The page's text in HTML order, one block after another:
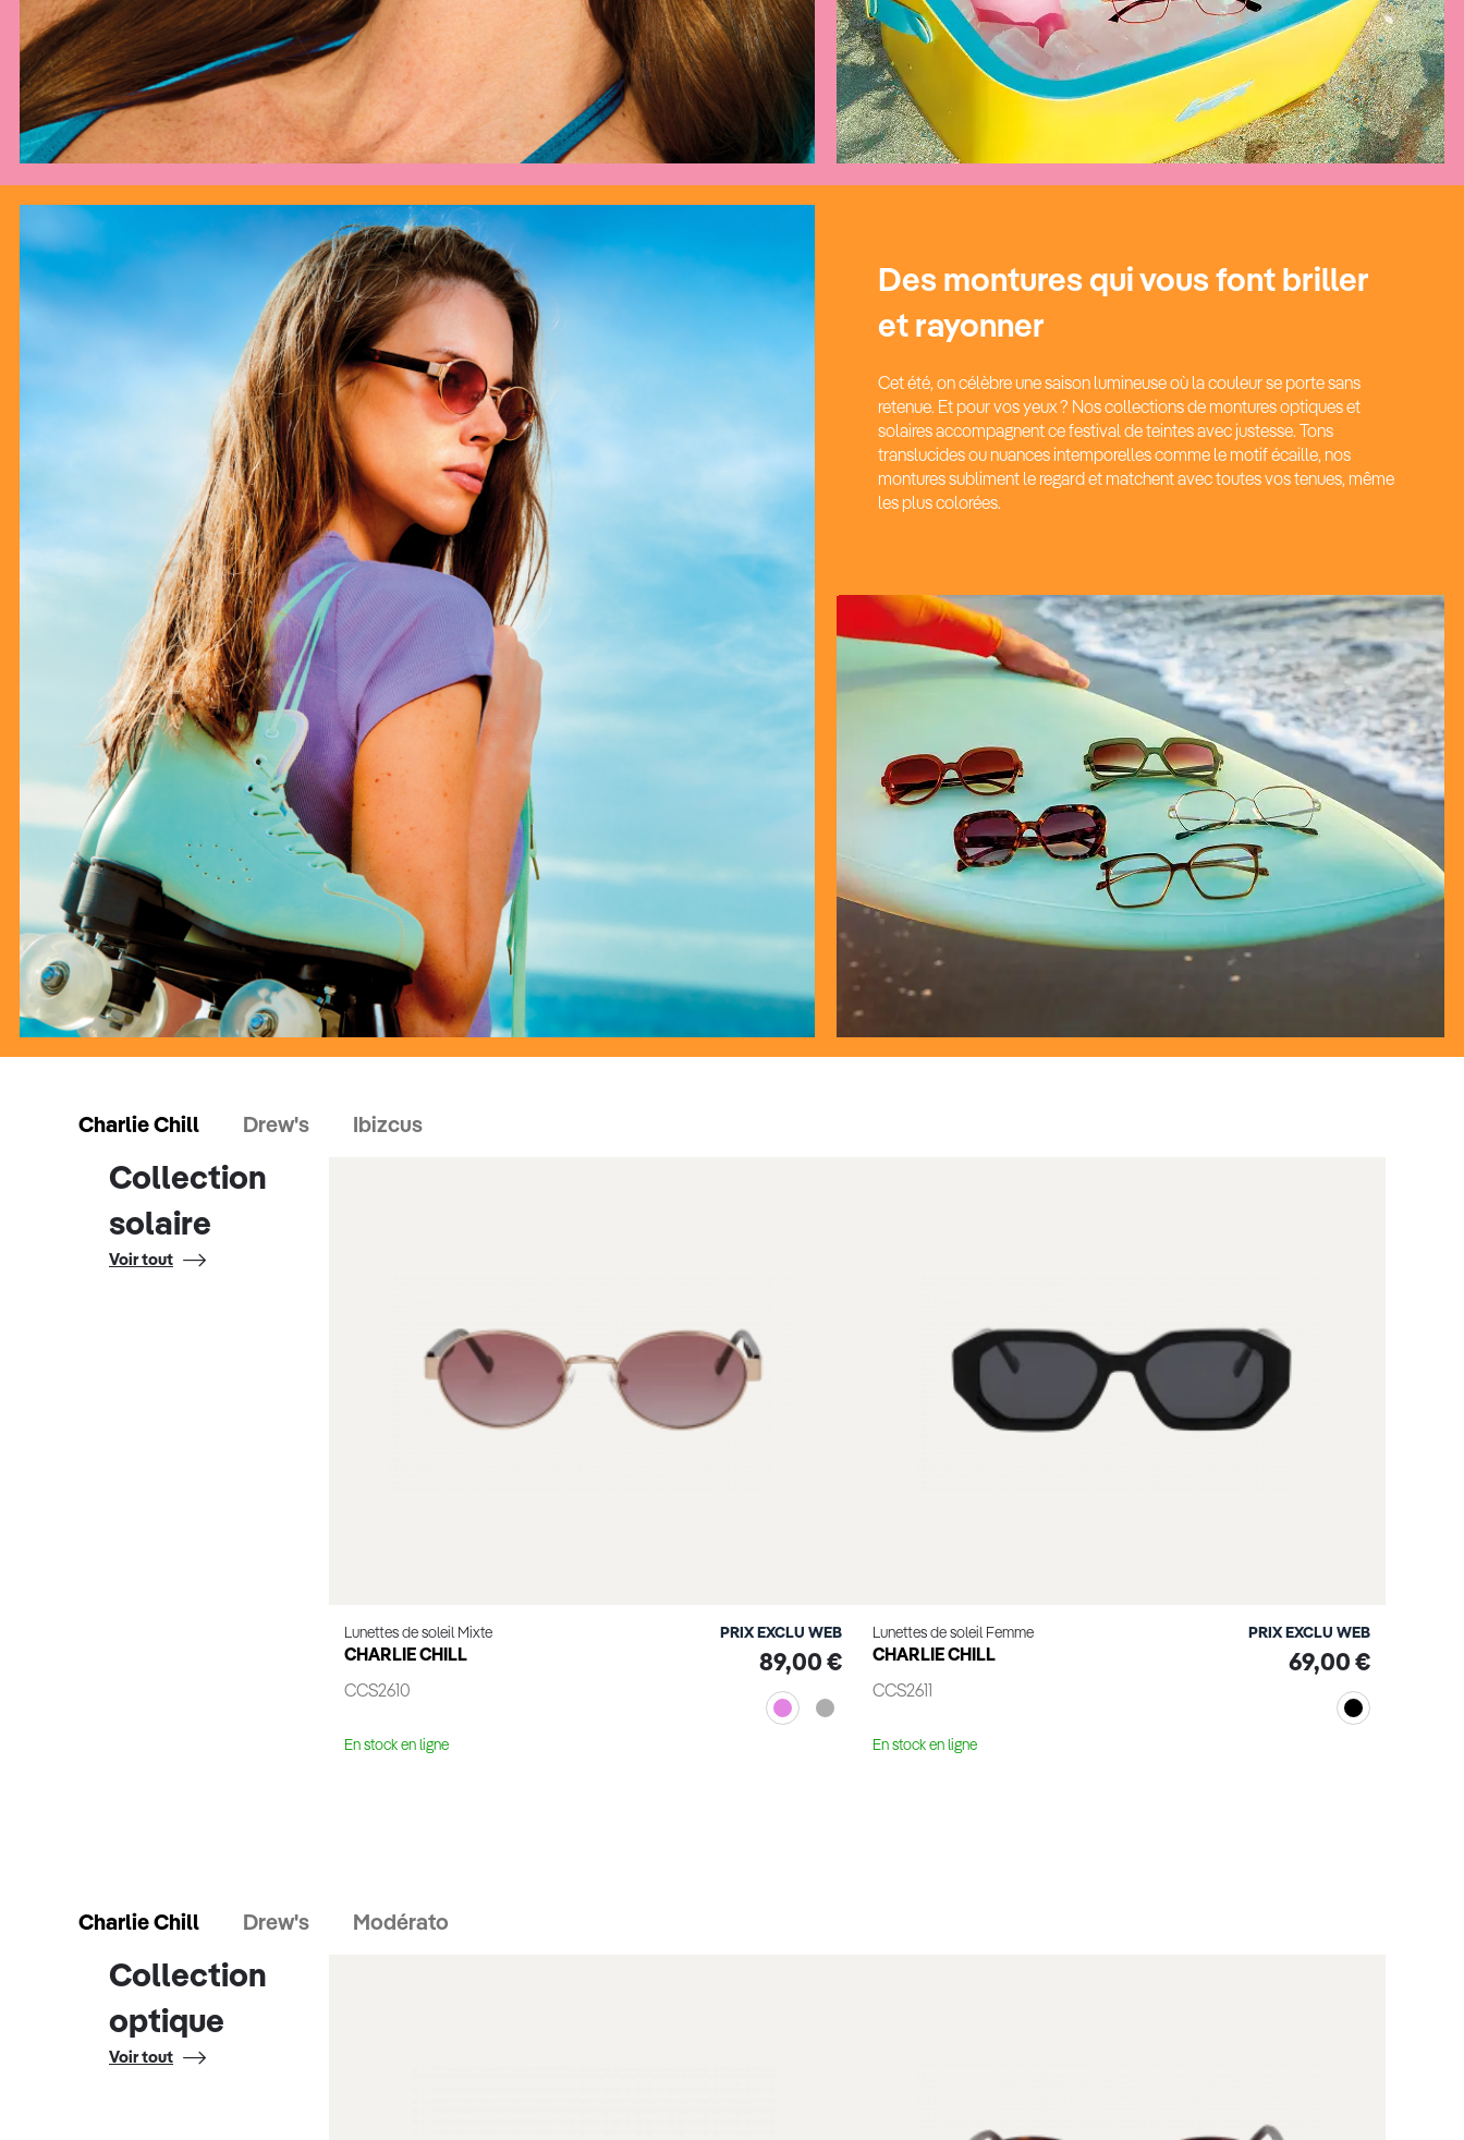
Des montures qui vous font briller
et rayonner
Cet été, on célèbre une saison lumineuse où la couleur se porte sans
retenue. Et pour vos yeux ? Nos collections de montures optiques et
solaires accompagnent ce festival de teintes avec justesse. Tons
translucides ou nuances intemporelles comme le motif écaille, nos
montures subliment le regard et matchent avec toutes vos tenues, même
les plus colorées.
Charlie Chill Drew's Ibizcus
Collection
solaire
Voir tout
Lunettes de soleil Mixte
CHARLIE CHILL
CCS2610
PRIX EXCLU WEB
89,00 €
En stock en ligne
Lunettes de soleil Femme
CHARLIE CHILL
CCS2611
PRIX EXCLU WEB
69,00 €
En stock en ligne
Charlie Chill Drew's Modérato
Collection
optique
Voir tout